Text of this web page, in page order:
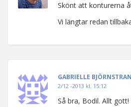
Skönt att konturerna
Vi längtar redan
GABRIELLE
2/12 -2013 kl. 15:12
Så bra, Bodil. Allt gott!